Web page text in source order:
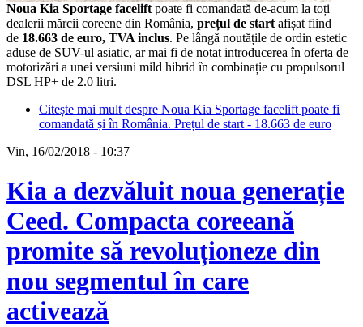
Noua Kia Sportage facelift poate fi comandată de-acum la toți
dealerii mărcii coreene din România, prețul de start afișat fiind
de 18.663 de euro, TVA inclus. Pe lângă noutățile de ordin estetic
aduse de SUV-ul asiatic, ar mai fi de notat introducerea în oferta de
motorizări a unei versiuni mild hibrid în combinație cu propulsorul
DSL HP+ de 2.0 litri.
Citește mai mult despre Noua Kia Sportage facelift poate fi
comandată și în România. Prețul de start - 18.663 de euro
Vin, 16/02/2018 - 10:37
Kia a dezvăluit noua generație
Ceed. Compacta coreeană
promite să revoluționeze din
nou segmentul în care
activează